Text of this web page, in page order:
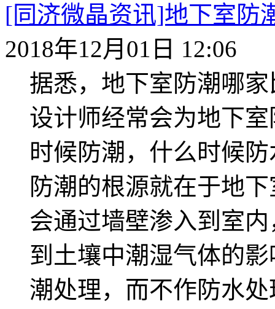
[同济微晶资讯]地下室防
2018年12月01日 12:06
据悉，地下室防潮哪
设计师经常会为地下
时候防潮，什么时候
防潮的根源就在于地
会通过墙壁渗入到室
到土壤中潮湿气体的
潮处理，而不作防水